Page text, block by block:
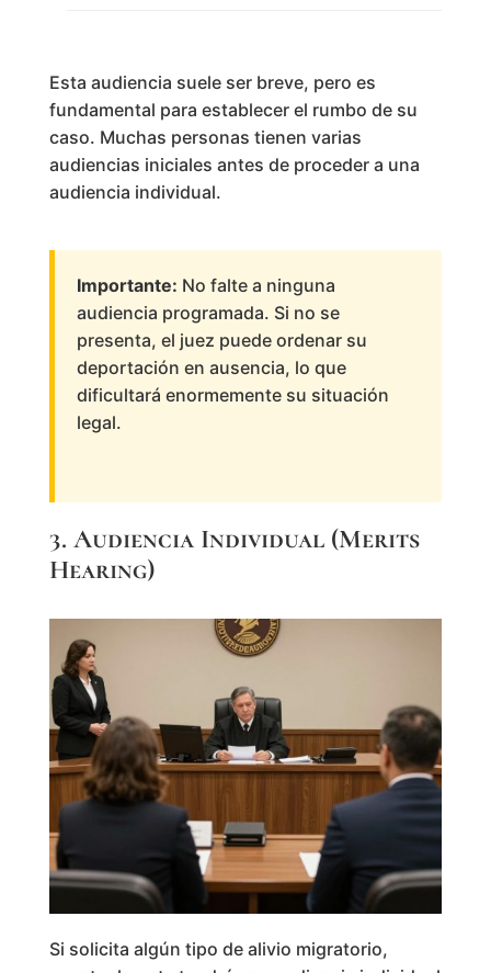
Esta audiencia suele ser breve, pero es
fundamental para establecer el rumbo de su
caso. Muchas personas tienen varias
audiencias iniciales antes de proceder a una
audiencia individual.
Importante: No falte a ninguna
audiencia programada. Si no se
presenta, el juez puede ordenar su
deportación en ausencia, lo que
dificultará enormemente su situación
legal.
3. Audiencia Individual (Merits
Hearing)
Si solicita algún tipo de alivio migratorio,